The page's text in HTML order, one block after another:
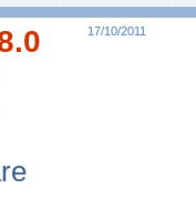
17/10/2011